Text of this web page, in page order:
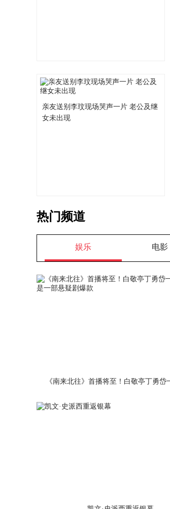
亲友送别李玟现场哭声一片 老公及继
女未出现
热门频道
娱乐 电影
《南来北往》首播将至！白敬亭丁勇岱